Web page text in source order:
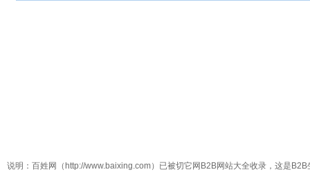
说明：百姓网（http://www.baixing.com）已被切它网B2B网站大全收录，这是